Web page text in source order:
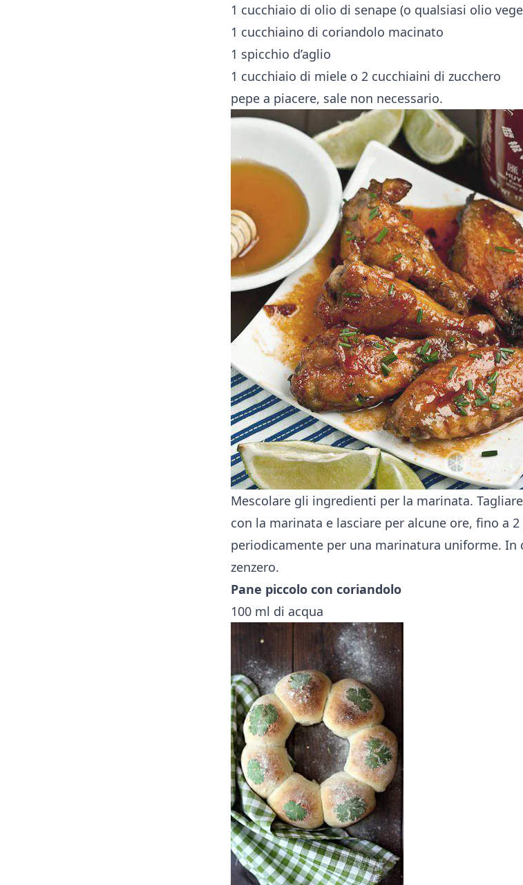
1 cucchiaio di olio di senape (o qualsiasi olio
1 cucchiaino di coriandolo macinato
1 spicchio d’aglio
1 cucchiaio di miele o 2 cucchiaini di zucchero
pepe a piacere, sale non necessario.
Mescolare gli ingredienti per la marinata.
con la marinata e lasciare per alcune ore, fino a
periodicamente per una marinatura uniforme.
zenzero.
Pane piccolo con coriandolo
100 ml di acqua